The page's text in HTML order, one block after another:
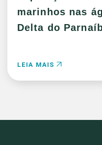
marinhos nas
Delta do
LEIA MAIS